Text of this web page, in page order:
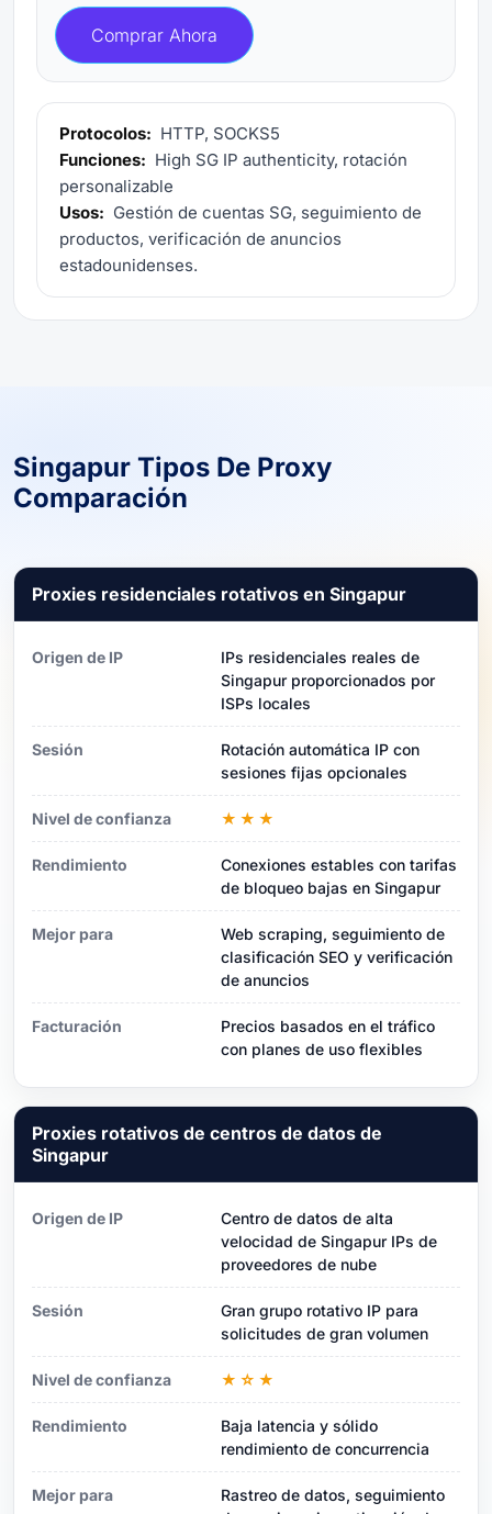
Comprar Ahora
Protocolos: HTTP, SOCKS5
Funciones: High SG IP authenticity, rotación
personalizable
Usos: Gestión de cuentas SG, seguimiento de
productos, verificación de anuncios
estadounidenses.
Singapur Tipos De Proxy
Comparación
Proxies residenciales rotativos en Singapur
Origen de IP
IPs residenciales reales de
Singapur proporcionados por
ISPs locales
Sesión
Rotación automática IP con
sesiones fijas opcionales
Nivel de confianza ★★★
Rendimiento
Conexiones estables con tarifas
de bloqueo bajas en Singapur
Mejor para
Web scraping, seguimiento de
clasificación SEO y verificación
de anuncios
Facturación
Precios basados ​​en el tráfico
con planes de uso flexibles
Proxies rotativos de centros de datos de
Singapur
Origen de IP
Centro de datos de alta
velocidad de Singapur IPs de
proveedores de nube
Sesión
Gran grupo rotativo IP para
solicitudes de gran volumen
Nivel de confianza ★☆★
Rendimiento
Baja latencia y sólido
rendimiento de concurrencia
Mejor para
Rastreo de datos, seguimiento